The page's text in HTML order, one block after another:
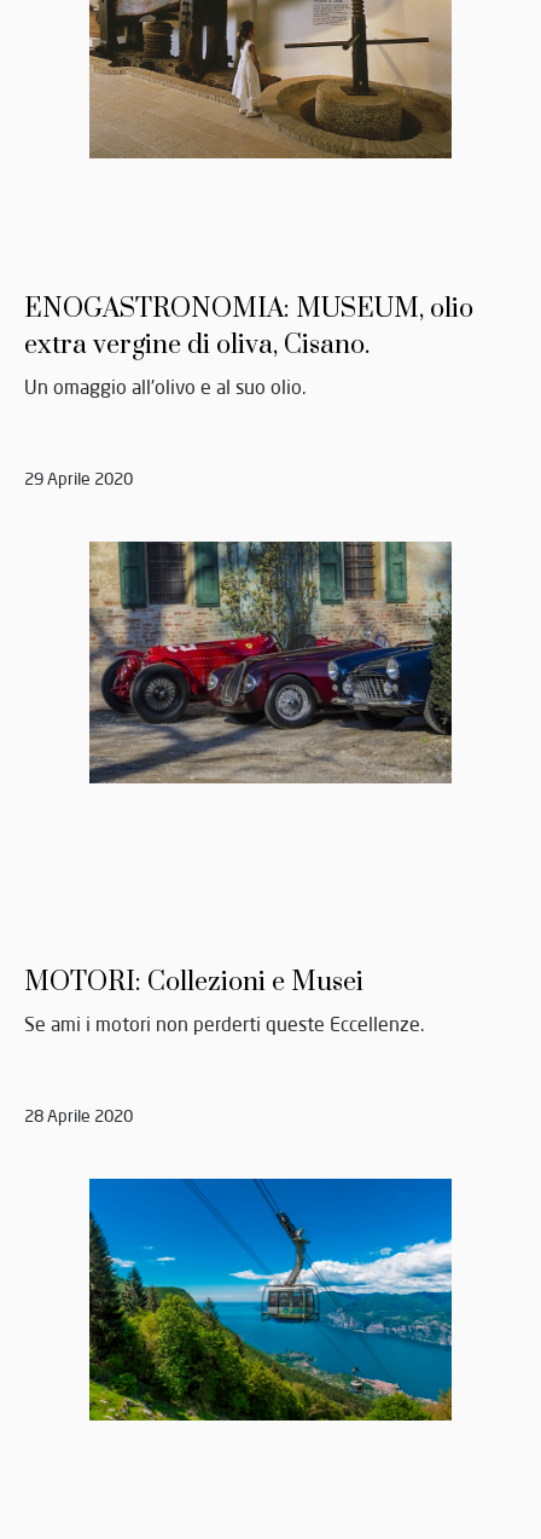
ENOGASTRONOMIA: MUSEUM, olio
extra vergine di oliva, Cisano.
Un omaggio all'olivo e al suo olio.
29 Aprile 2020
MOTORI: Collezioni e Musei
Se ami i motori non perderti queste Eccellenze.
28 Aprile 2020